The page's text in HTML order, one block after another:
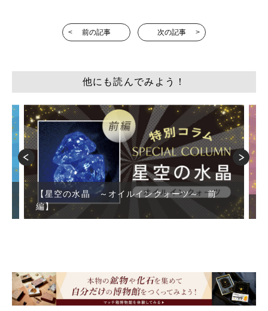
前の記事 次の記事
他にも読んでみよう！
【星空の水晶 ～オイルインクォーツ～ 前
編】